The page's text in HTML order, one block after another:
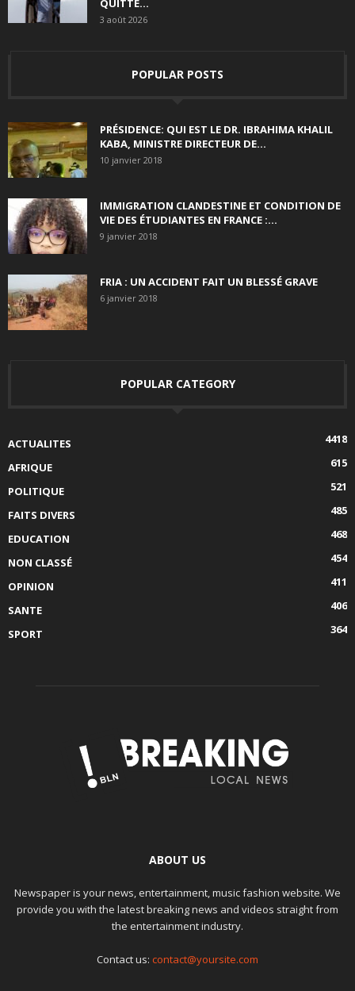
QUITTE...
3 août 2026
POPULAR POSTS
PRÉSIDENCE: QUI EST LE DR. IBRAHIMA KHALIL
KABA, MINISTRE DIRECTEUR DE...
10 janvier 2018
IMMIGRATION CLANDESTINE ET CONDITION DE
VIE DES ÉTUDIANTES EN FRANCE :...
9 janvier 2018
FRIA : UN ACCIDENT FAIT UN BLESSÉ GRAVE
6 janvier 2018
POPULAR CATEGORY
ACTUALITES
4418
AFRIQUE
615
POLITIQUE
521
FAITS DIVERS
485
EDUCATION
468
NON CLASSÉ
454
OPINION
411
SANTE
406
SPORT
364
ABOUT US
Newspaper is your news, entertainment, music fashion website. We
provide you with the latest breaking news and videos straight from
the entertainment industry.
Contact us: contact@yoursite.com